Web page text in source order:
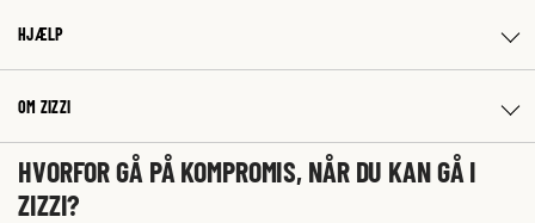
HJÆLP
OM ZIZZI
HVORFOR GÅ PÅ KOMPROMIS, NÅR DU KAN GÅ I
ZIZZI?